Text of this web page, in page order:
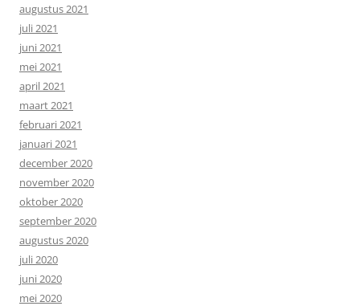
augustus 2021
juli 2021
juni 2021
mei 2021
april 2021
maart 2021
februari 2021
januari 2021
december 2020
november 2020
oktober 2020
september 2020
augustus 2020
juli 2020
juni 2020
mei 2020